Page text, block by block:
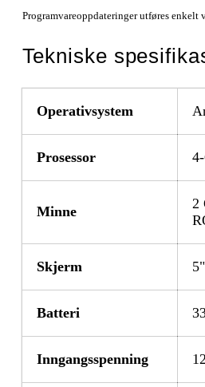
Programvareoppdateringer utføres
Tekniske
Operativsystem
Prosessor
Minne
2
Skjerm
Batteri
Inngangsspenning